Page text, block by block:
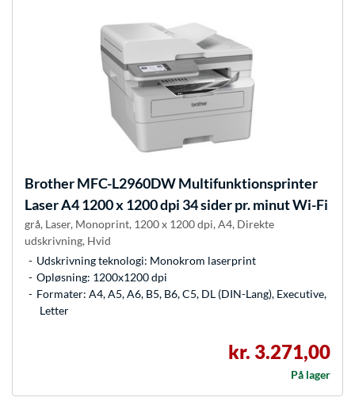
BrotherMFC-L2960DW Multifunktionsprinter
Laser A4 1200 x 1200 dpi 34 sider pr. minut Wi-Fi
grå, Laser, Monoprint, 1200 x 1200 dpi, A4, Direkte
udskrivning, Hvid
Udskrivning teknologi: Monokrom laserprint
Opløsning: 1200x1200 dpi
Formater: A4, A5, A6, B5, B6, C5, DL (DIN-Lang), Executive,
Letter
kr. 3.271,00
På lager